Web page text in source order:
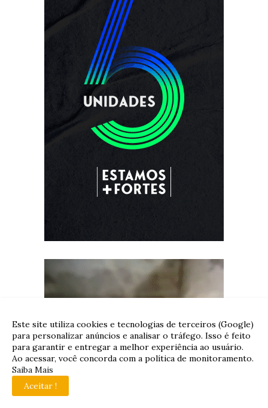
Este site utiliza cookies e tecnologias de terceiros (Google)
para personalizar anúncios e analisar o tráfego. Isso é feito
para garantir e entregar a melhor experiência ao usuário.
Ao acessar, você concorda com a política de monitoramento.
Saiba Mais
Aceitar !